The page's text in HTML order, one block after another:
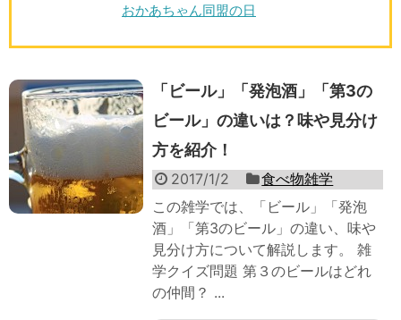
おかあちゃん同盟の日
「ビール」「発泡酒」「第3の
ビール」の違いは？味や見分け
方を紹介！
2017/1/2
食べ物雑学
この雑学では、「ビール」「発泡
酒」「第3のビール」の違い、味や
見分け方について解説します。 雑
学クイズ問題 第３のビールはどれ
の仲間？ ...